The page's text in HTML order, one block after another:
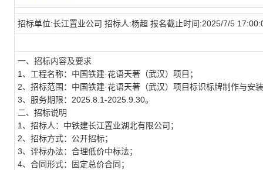
招标单位:长江置业公司 招标人:杨超 报名截止时间:2025/7/5
一、招标内容及要求
1 、 工程名称： 中国铁建·花语天著（武汉）项目 ；
2、 招标范围： 中国铁建·花语天著（武汉）项目标识标牌制作与安
3、 服务期限： 2025.8.1-2025.9.30。
二、招标说明
1 、 招标人：中铁建长江置业湖北有限公司；
2、 招标方式：公开招标；
3、评标办法：合理低价中标法；
4、合同形式：固定总价合同 ；